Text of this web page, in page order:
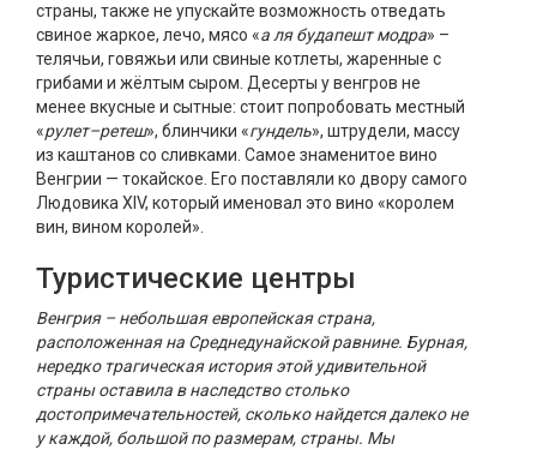
страны, также не упускайте возможность отведать
свиное жаркое, лечо, мясо «а ля будапешт модра» –
телячьи, говяжьи или свиные котлеты, жаренные с
грибами и жёлтым сыром. Десерты у венгров не
менее вкусные и сытные: стоит попробовать местный
«рулет–ретеш», блинчики «гундель», штрудели, массу
из каштанов со сливками. Самое знаменитое вино
Венгрии — токайское. Его поставляли ко двору самого
Людовика XIV, который именовал это вино «королем
вин, вином королей».
Туристические центры
Венгрия – небольшая европейская страна,
расположенная на Среднедунайской равнине. Бурная,
нередко трагическая история этой удивительной
страны оставила в наследство столько
достопримечательностей, сколько найдется далеко не
у каждой, большой по размерам, страны. Мы